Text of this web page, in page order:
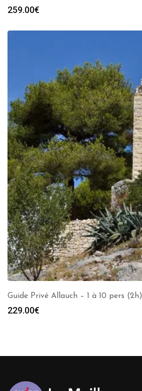
259.00€
Guide Privé Allauch – 1 à 10 pers (2h)
229.00€